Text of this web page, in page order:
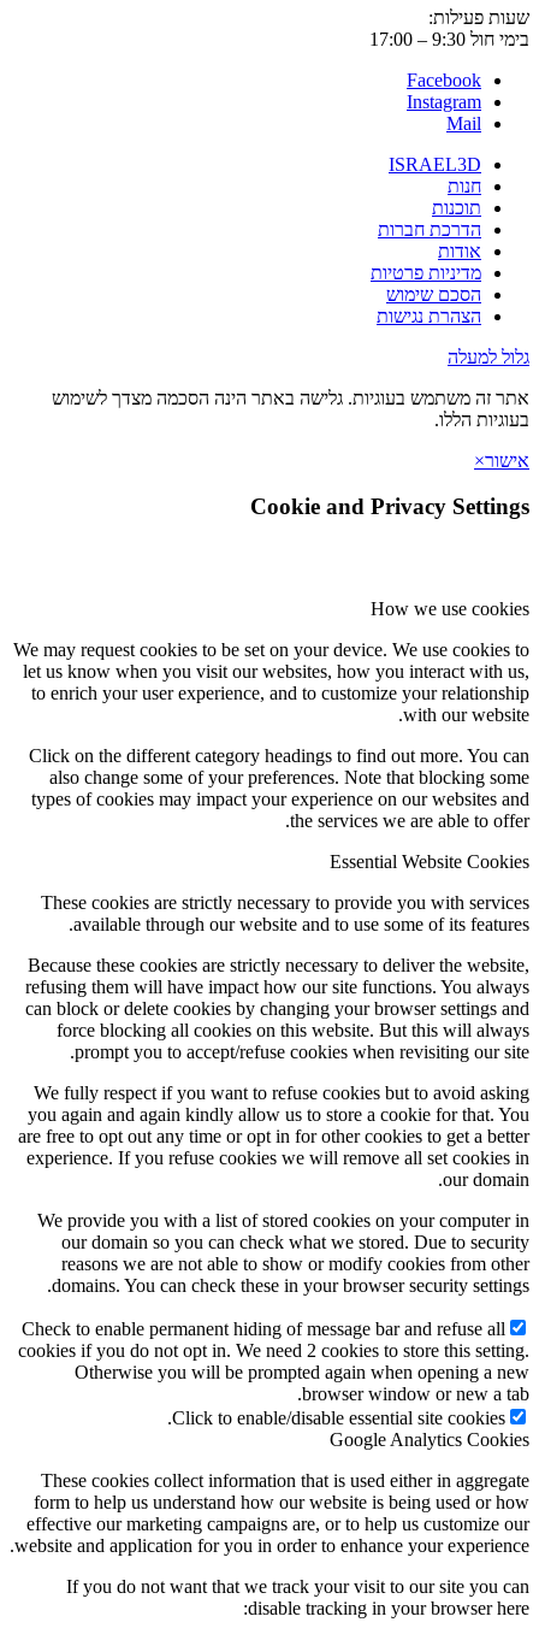
פעילות:
– 17:00
Facebook
Instagram
Mail
ISRAEL3D
חנות
תוכנות
הדרכת חברות
אודות
מדיניות פרטיות
הסכם שימוש
הצהרת נגישות
למעלה
זה משתמש בעוגיות. גלישה באתר הינה הסכמה מצדך לשימוש
הללו.
×
Cookie and Privacy
How we use
We may request cookies to be set on your device. We use
let us know when you visit our websites, how you interact
to enrich your user experience, and to customize your
with our
Click on the different category headings to find out more. You
also change some of your preferences. Note that blocking
types of cookies may impact your experience on our websites
the services we are able to
Essential Website
These cookies are strictly necessary to provide you with
available through our website and to use some of its
Because these cookies are strictly necessary to deliver the
refusing them will have impact how our site functions. You
can block or delete cookies by changing your browser settings
force blocking all cookies on this website. But this will
prompt you to accept/refuse cookies when revisiting our
We fully respect if you want to refuse cookies but to avoid
you again and again kindly allow us to store a cookie for that.
are free to opt out any time or opt in for other cookies to get a
experience. If you refuse cookies we will remove all set
our
We provide you with a list of stored cookies on your
our domain so you can check what we stored. Due to
reasons we are not able to show or modify cookies from
domains. You can check these in your browser security
Check to enable permanent hiding of message bar and refuse
cookies if you do not opt in. We need 2 cookies to store this
Otherwise you will be prompted again when opening a
browser window or new a
Click to enable/disable essential site
Google Analytics
These cookies collect information that is used either in
form to help us understand how our website is being used or
effective our marketing campaigns are, or to help us
website and application for you in order to enhance your
If you do not want that we track your visit to our site you
disable tracking in your browser